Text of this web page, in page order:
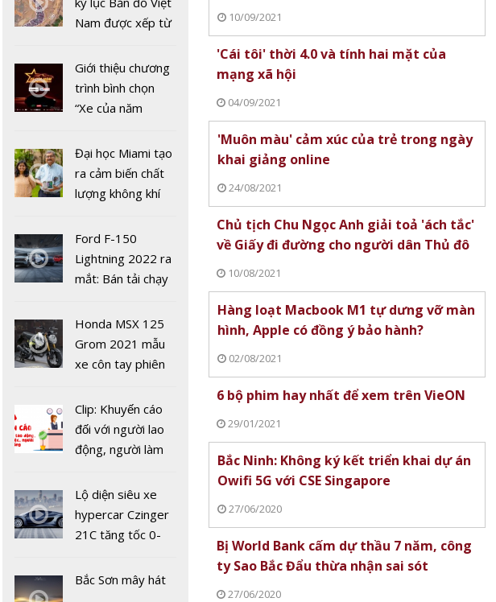
công nghệ AI và
tiến tại TP.HCM
Tập đoàn ELMA:
Hành trình 13
định hình tương lai
chăm sóc sức
khỏe chủ động
Các nhà khoa học
phát hiện tế bào
mới trong phổi
hệ hô hấp khỏe
Nam được xếp từ
năm 2022
Giới thiệu chương
trình bình chọn
“Xe của năm
Đại học Miami tạo
ra cảm biến chất
lượng không khí
19
Ford F-150
Lightning 2022 ra
mắt: Bán tải chạy
chưa đến 40 nghìn
USD
Honda MSX 125
Grom 2021 mẫu
xe côn tay phiên
Clip: Khuyến cáo
đối với người lao
động, người làm
hàng tại khu dịch
vụ trong dịch
Covid-19
Lộ diện siêu xe
hypercar Czinger
21C tăng tốc 0-
2 giây
Bắc Sơn mây hát
10/09/2021
'Cái tôi' thời 4.0 và tính hai mặt của
mạng xã hội
04/09/2021
'Muôn màu' cảm xúc của trẻ trong ngày
khai giảng online
24/08/2021
Chủ tịch Chu Ngọc Anh giải toả 'ách tắc'
về Giấy đi đường cho người dân Thủ đô
10/08/2021
Hàng loạt Macbook M1 tự dưng vỡ màn
hình, Apple có đồng ý bảo hành?
02/08/2021
6 bộ phim hay nhất để xem trên VieON
29/01/2021
Bắc Ninh: Không ký kết triển khai dự án
Owifi 5G với CSE Singapore
27/06/2020
Bị World Bank cấm dự thầu 7 năm, công
ty Sao Bắc Đẩu thừa nhận sai sót
27/06/2020